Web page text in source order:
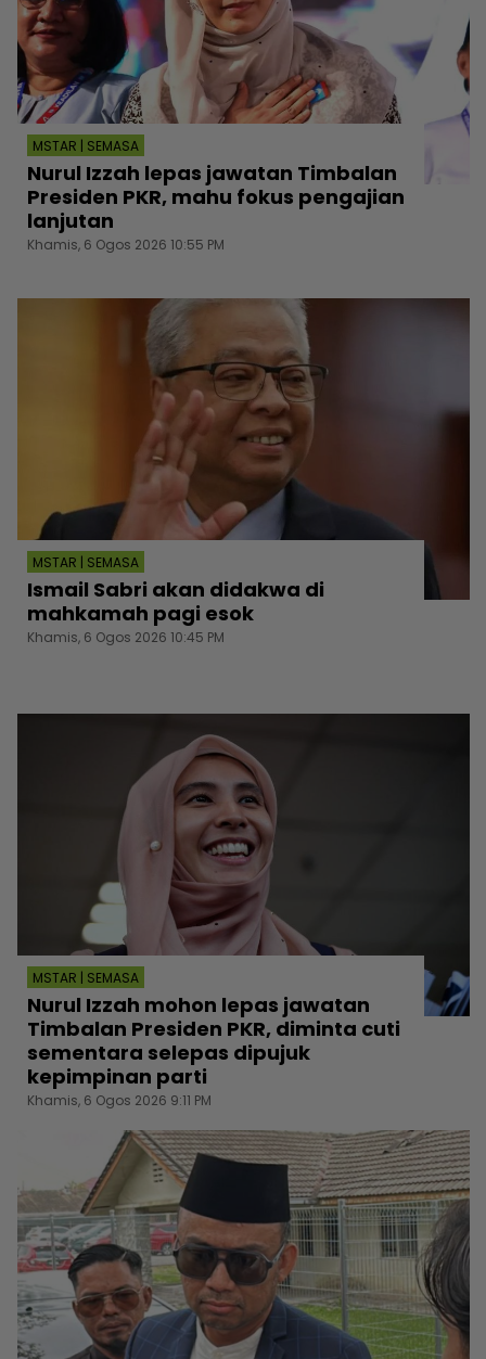
MSTAR | SEMASA
Nurul Izzah lepas jawatan Timbalan
Presiden PKR, mahu fokus pengajian
lanjutan
Khamis, 6 Ogos 2026 10:55 PM
MSTAR | SEMASA
Ismail Sabri akan didakwa di
mahkamah pagi esok
Khamis, 6 Ogos 2026 10:45 PM
MSTAR | SEMASA
Nurul Izzah mohon lepas jawatan
Timbalan Presiden PKR, diminta cuti
sementara selepas dipujuk
kepimpinan parti
Khamis, 6 Ogos 2026 9:11 PM